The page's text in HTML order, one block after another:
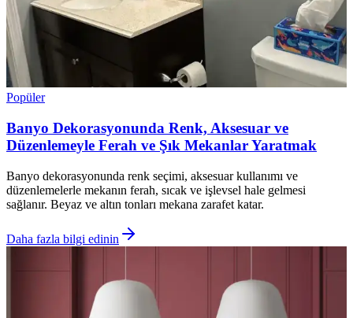
Popüler
Banyo Dekorasyonunda Renk, Aksesuar ve
Düzenlemeyle Ferah ve Şık Mekanlar Yaratmak
Banyo dekorasyonunda renk seçimi, aksesuar kullanımı ve
düzenlemelerle mekanın ferah, sıcak ve işlevsel hale gelmesi
sağlanır. Beyaz ve altın tonları mekana zarafet katar.
Daha fazla bilgi edinin